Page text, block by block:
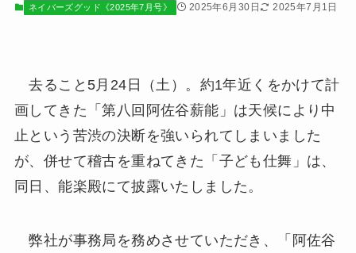
ネイバーズグッド《2025年7月号》 2025年6月30日 2025年7月1日
去ること5月24日（土）。約1年近くをかけて計
画してきた「第八回阿佐谷薪能」は天候により中
止という苦渋の決断を強いられてしまいました
が、併せて稽古を重ねてきた「子ども仕舞」は、
同日、能楽殿にて披露いたしました。
弊社が事務局を務めさせていただき、「阿佐谷